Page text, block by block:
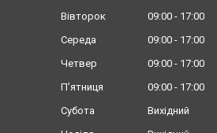
Вівторок
09:00
17:00
Середа
09:00
17:00
Четвер
09:00
17:00
Пʼятниця
09:00
17:00
Субота
Вихідний